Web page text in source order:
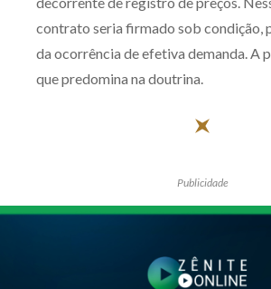
contrato seria firmado sob condição,
da ocorrência de efetiva demanda. A
que predomina na doutrina.
Publicidade